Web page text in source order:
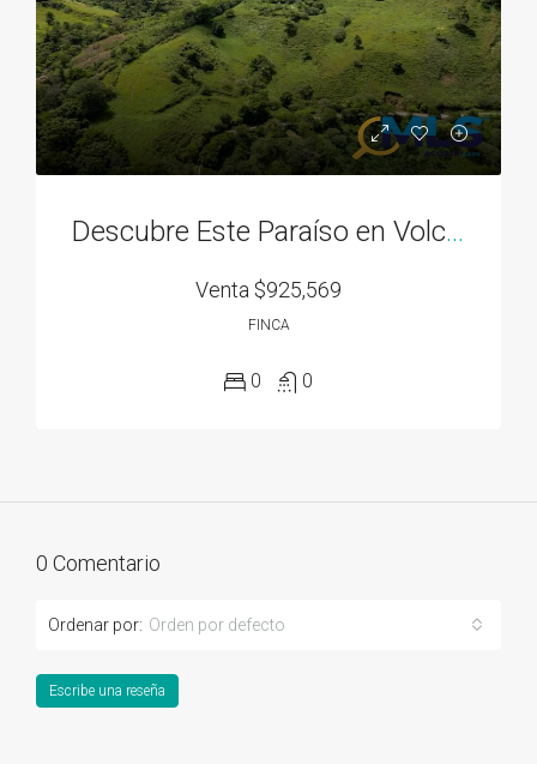
Descubre Este Paraíso en Volcán Panamá
Venta $925,569
FINCA
0 0
0 Comentario
Ordenar por: Orden por defecto
Escribe una reseña